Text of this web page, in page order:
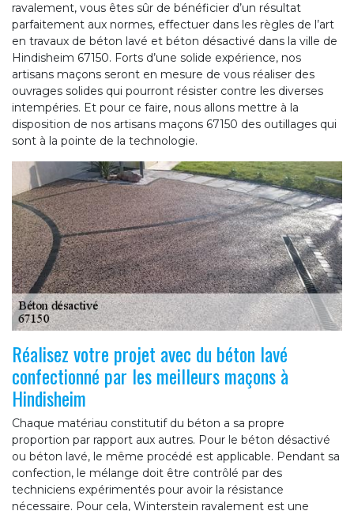
ravalement, vous êtes sûr de bénéficier d’un résultat
parfaitement aux normes, effectuer dans les règles de l’art
en travaux de béton lavé et béton désactivé dans la ville de
Hindisheim 67150. Forts d’une solide expérience, nos
artisans maçons seront en mesure de vous réaliser des
ouvrages solides qui pourront résister contre les diverses
intempéries. Et pour ce faire, nous allons mettre à la
disposition de nos artisans maçons 67150 des outillages qui
sont à la pointe de la technologie.
Réalisez votre projet avec du béton lavé
confectionné par les meilleurs maçons à
Hindisheim
Chaque matériau constitutif du béton a sa propre
proportion par rapport aux autres. Pour le béton désactivé
ou béton lavé, le même procédé est applicable. Pendant sa
confection, le mélange doit être contrôlé par des
techniciens expérimentés pour avoir la résistance
nécessaire. Pour cela, Winterstein ravalement est une